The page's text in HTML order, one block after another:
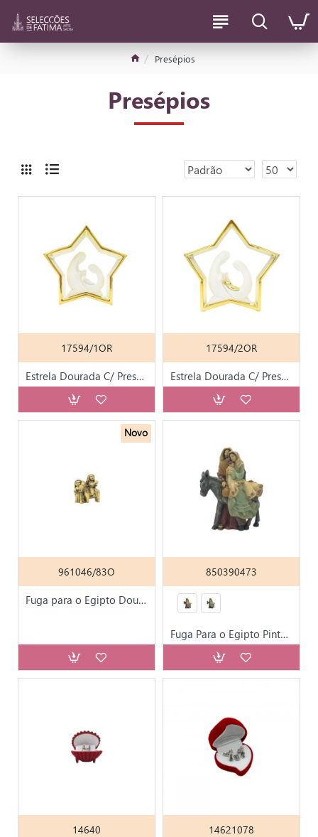
Presépios
Presépios
17594/1OR
Estrela Dourada C/ Presépio 15cm
17594/2OR
Estrela Dourada C/ Presépio 28cm
Novo
961046/83O
Fuga para o Egipto Dourada 5.5cm
850390473
Fuga Para o Egipto Pintada à Mão 25cm
14640 14621078